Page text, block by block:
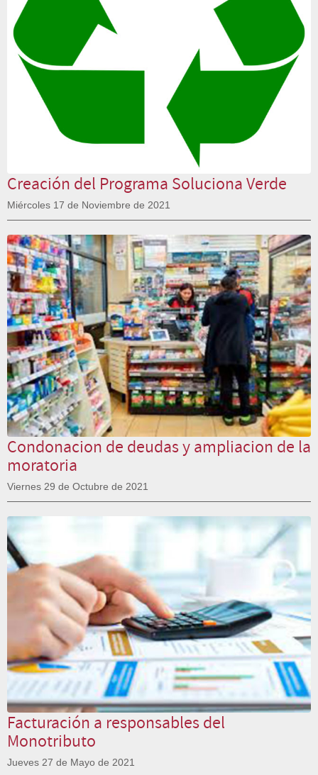
Creación del Programa Soluciona Verde
Miércoles 17 de Noviembre de 2021
Condonacion de deudas y ampliacion de la
moratoria
Viernes 29 de Octubre de 2021
Facturación a responsables del
Monotributo
Jueves 27 de Mayo de 2021